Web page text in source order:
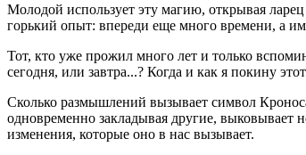
Молодой использует эту магию, открывая
горький опыт: впереди еще много времени, а
Тот, кто уже прожил много лет и только
сегодня, или завтра...? Когда и как я покину
Сколько размышлений вызывает символ
одновременно закладывая другие,
изменения, которые оно в нас вызывает.